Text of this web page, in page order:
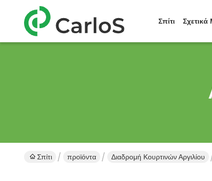
Σπίτι
Σπίτι προϊόντα Διαδρομή Κουρτινών Αργιλίου